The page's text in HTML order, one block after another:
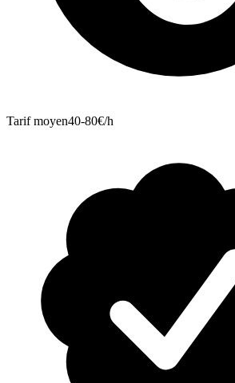
Tarif moyen40-80€/h